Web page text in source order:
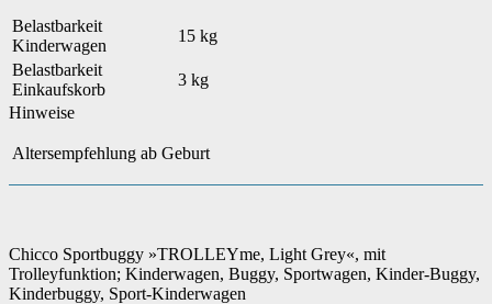
Belastbarkeit
Kinderwagen
15 kg
Belastbarkeit
Einkaufskorb
3 kg
Hinweise
Altersempfehlung ab Geburt
Chicco Sportbuggy »TROLLEYme, Light Grey«, mit
Trolleyfunktion; Kinderwagen, Buggy, Sportwagen, Kinder-Buggy,
Kinderbuggy, Sport-Kinderwagen